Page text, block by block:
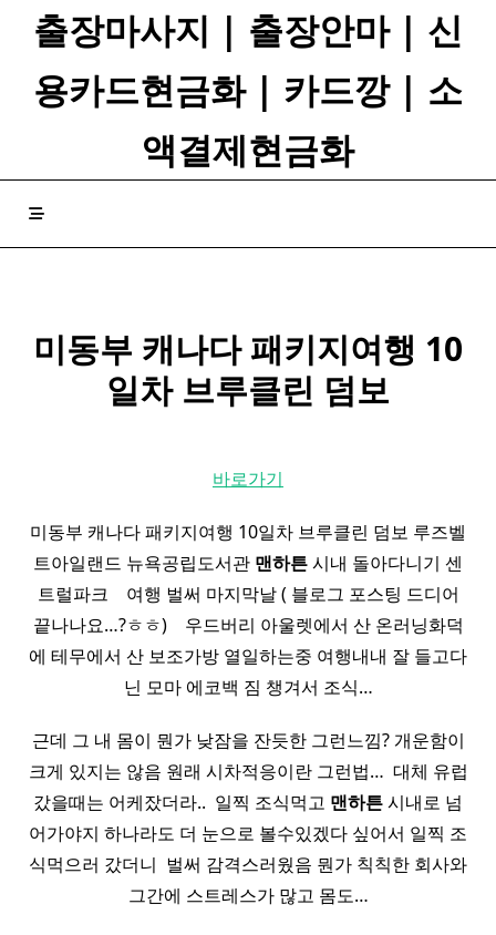
출장마사지 | 출장안마 | 신
용카드현금화 | 카드깡 | 소
액결제현금화
미동부 캐나다 패키지여행 10
일차 브루클린 덤보
바로가기
미동부 캐나다 패키지여행 10일차 브루클린 덤보 루즈벨
트아일랜드 뉴욕공립도서관 맨하튼시내 돌아다니기 센
트럴파크 ​ ​ ​ 여행 벌써 마지막날 ( 블로그 포스팅 드디어
끝나나요…?ㅎㅎ) ​ ​ ​ 우드버리 아울렛에서 산 온러닝화덕
에 테무에서 산 보조가방 열일하는중 여행내내 잘 들고다
닌 모마 에코백 짐 챙겨서 조식…
근데 그 내 몸이 뭔가 낮잠을 잔듯한 그런느낌? 개운함이
크게 있지는 않음 원래 시차적응이란 그런법… ​ 대체 유럽
갔을때는 어케잤더라.. ​ 일찍 조식먹고 맨하튼시내로 넘
어가야지 하나라도 더 눈으로 볼수있겠다 싶어서 일찍 조
식먹으러 갔더니 ​ 벌써 감격스러웠음 뭔가 칙칙한 회사와
그간에 스트레스가 많고 몸도…